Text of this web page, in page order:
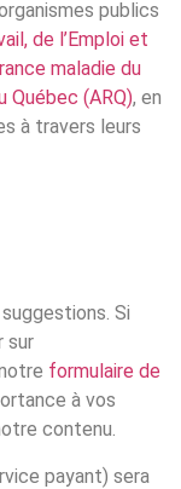
publics
de l’Emploi et
maladie du
Québec (ARQ), en
à travers leurs
Si
sur
formulaire de
à vos
contenu.
payant) sera